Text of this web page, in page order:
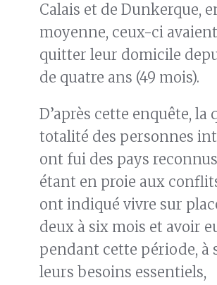
Calais et de Dunkerque,
moyenne, ceux-ci
quitter leur domicile
de quatre ans (49 mois).
D’après cette enquête, la
totalité des personnes
ont fui des pays
étant en proie aux
ont indiqué vivre sur
deux à six mois et avoir
pendant cette période, à
leurs besoins essentiels,